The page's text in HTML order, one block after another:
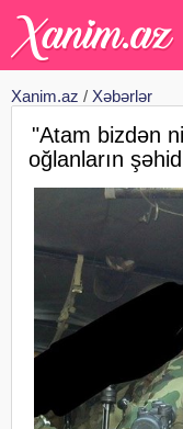
Xanim.az / Xəbərlər
"Atam bizdən
oğlanların